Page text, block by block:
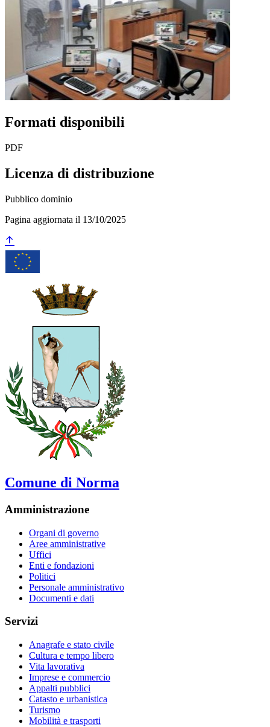
Formati disponibili
PDF
Licenza di distribuzione
Pubblico dominio
Pagina aggiornata il 13/10/2025
Comune di Norma
Amministrazione
Organi di governo
Aree amministrative
Uffici
Enti e fondazioni
Politici
Personale amministrativo
Documenti e dati
Servizi
Anagrafe e stato civile
Cultura e tempo libero
Vita lavorativa
Imprese e commercio
Appalti pubblici
Catasto e urbanistica
Turismo
Mobilità e trasporti